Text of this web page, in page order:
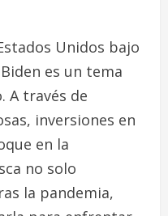
Unidos bajo
es un tema
A través de
inversiones en
en la
no solo
la pandemia,